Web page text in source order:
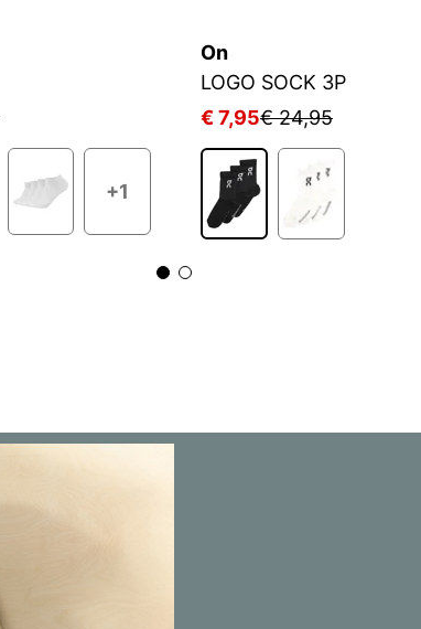
+1
On
LOGO SOCK 3P
€ 7,95€ 24,95